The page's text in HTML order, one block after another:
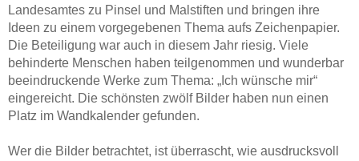
Landesamtes zu Pinsel und Malstiften und bringen ihre
Ideen zu einem vorgegebenen Thema aufs Zeichenpapier.
Die Beteiligung war auch in diesem Jahr riesig. Viele
behinderte Menschen haben teilgenommen und wunderbar
beeindruckende Werke zum Thema: „Ich wünsche mir“
eingereicht. Die schönsten zwölf Bilder haben nun einen
Platz im Wandkalender gefunden.
Wer die Bilder betrachtet, ist überrascht, wie ausdrucksvoll